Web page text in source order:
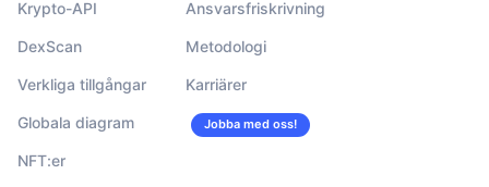
Krypto-API
DexScan
Verkliga tillgångar
Globala diagram
NFT:er
Ansvarsfriskrivning
Metodologi
Karriärer
Jobba med oss!